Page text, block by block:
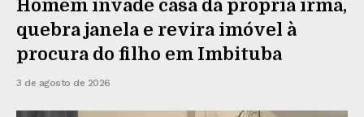
Homem invade casa da própria irmã,
quebra janela e revira imóvel à
procura do filho em Imbituba
3 de agosto de 2026